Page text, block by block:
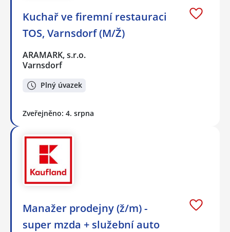
Kuchař ve firemní restauraci
TOS, Varnsdorf (M/Ž)
ARAMARK, s.r.o.
Varnsdorf
Plný úvazek
Zveřejněno: 4. srpna
Manažer prodejny (ž/m) -
super mzda + služební auto